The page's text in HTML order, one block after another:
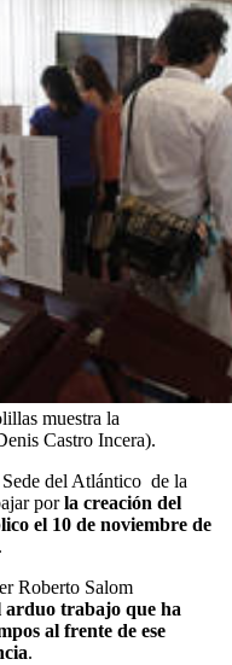
muestra la
Castro Incera).
del Atlántico de la
porla creación del
el 10 de noviembre de
.
Roberto Salom
arduo trabajo que ha
al frente de ese
.